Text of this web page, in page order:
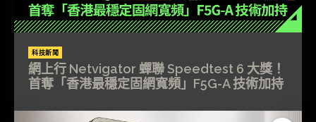
科技新聞
網上行 Netvigator 蟬聯 Speedtest 6 大獎！
首奪「香港最穩定固網寬頻」F5G-A 技術加持